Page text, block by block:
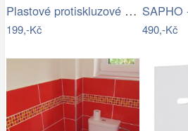
Plastové protiskluzové sedátko na WC…
199,-Kč 490,-Kč